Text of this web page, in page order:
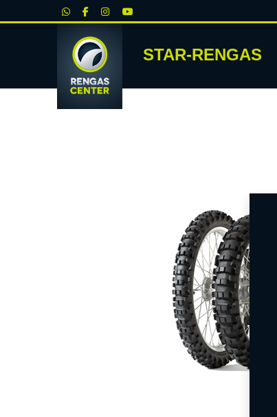
STAR-RENGAS